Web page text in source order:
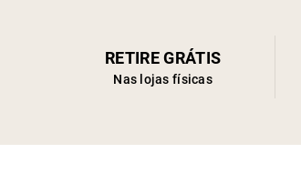
RETIRE GRÁTIS
Nas lojas físicas